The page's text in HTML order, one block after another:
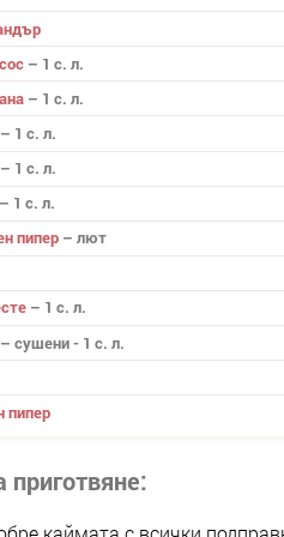
– 1 с. л.
– 1 с. л.
– 1 с. л.
– 1 с. л.
– 1 с. л.
пипер – лют
– 1 с. л.
– сушени - 1 с. л.
пипер
приготвяне